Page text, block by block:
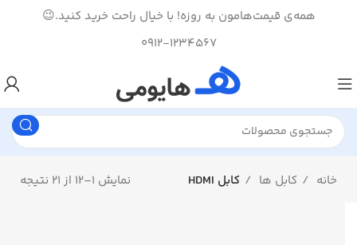
همه‌ی قیمت‌هامون به روزه! با خیال راحت خرید کنید.😉
0912-1234567
خانه کابل ها کابل HDMI نمایش 1–12 از 21 نتیجه